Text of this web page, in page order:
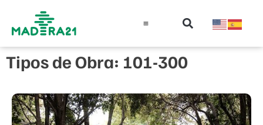
Tipos de Obra: 101-300